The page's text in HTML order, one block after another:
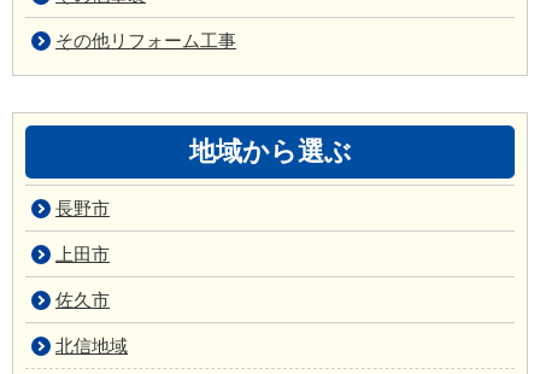
その他リフォーム工事
地域から選ぶ
長野市
上田市
佐久市
北信地域